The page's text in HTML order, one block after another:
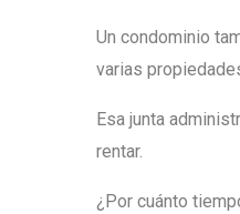
Un condominio
varias
Esa junta
rentar.
¿Por cuánto